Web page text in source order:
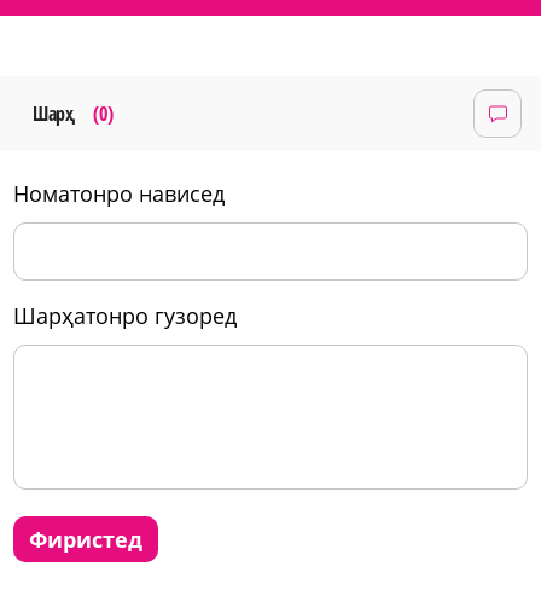
Шарҳ (0)
номатонро нависед
шарҳатонро гузоред
фиристед